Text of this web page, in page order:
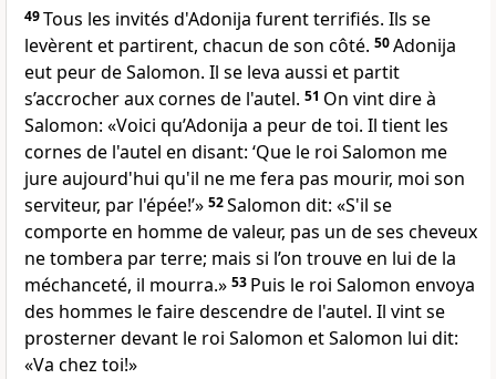
49Tous les invités d'Adonija furent terrifiés. Ils se
levèrent et partirent, chacun de son côté. 50Adonija
eut peur de Salomon. Il se leva aussi et partit
s’accrocher aux cornes de l'autel. 51 On vint dire à
Salomon: «Voici qu’Adonija a peur de toi. Il tient les
cornes de l'autel en disant: ‘Que le roi Salomon me
jure aujourd'hui qu'il ne me fera pas mourir, moi son
serviteur, par l'épée!’» 52Salomon dit: «S'il se
comporte en homme de valeur, pas un de ses cheveux
ne tombera par terre; mais si l’on trouve en lui de la
méchanceté, il mourra.» 53 Puis le roi Salomon envoya
des hommes le faire descendre de l'autel. Il vint se
prosterner devant le roi Salomon et Salomon lui dit:
«Va chez toi!»